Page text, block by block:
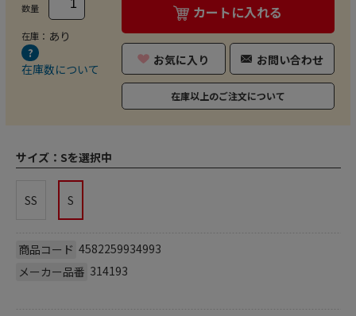
数量
在庫： あり
在庫数について
カートに入れる
お気に入り お問い合わせ
在庫以上のご注文について
サイズ： Sを選択中
SS S
商品コード 4582259934993
メーカー品番 314193